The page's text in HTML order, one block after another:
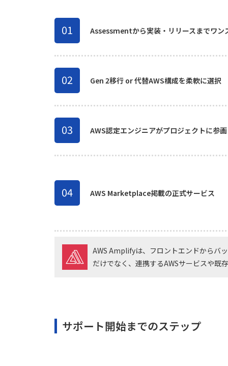
01 Assessmentから実装・リリースまでワン
02 Gen 2移行 or 代替AWS構成を柔軟に選択
03 AWS認定エンジニアがプロジェクトに参画
04 AWS Marketplace掲載の正式サービス
AWS Amplifyは、フロントエンドからバ
だけでなく、連携するAWSサービスや既
サポート開始までのステップ